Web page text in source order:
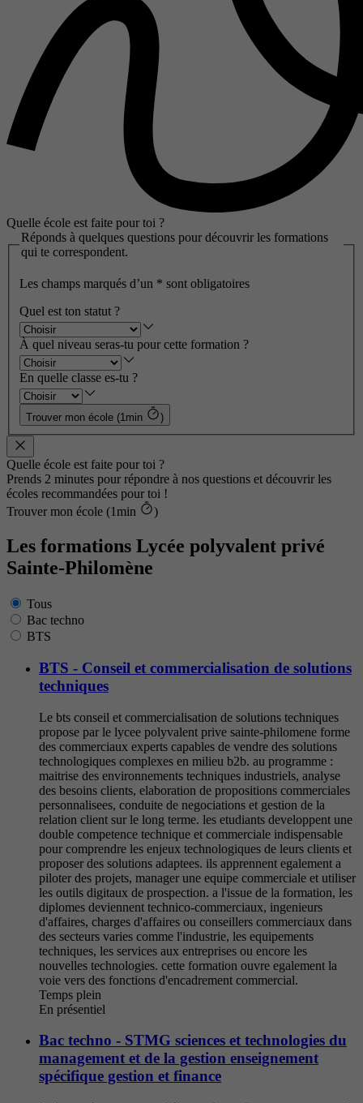
Quelle école est faite pour toi ?
Réponds à quelques questions pour découvrir les formations
qui te correspondent.
Les champs marqués d’un * sont obligatoires
Quel est ton statut ?
À quel niveau seras-tu pour cette formation ?
En quelle classe es-tu ?
Trouver mon école (1min )
Quelle école est faite pour toi ?
Prends 2 minutes pour répondre à nos questions et découvrir les
écoles recommandées pour toi !
Trouver mon école (1min
)
Les formations Lycée polyvalent privé
Sainte-Philomène
Tous
Bac techno
BTS
BTS - Conseil et commercialisation de solutions
techniques
Le bts conseil et commercialisation de solutions techniques
propose par le lycee polyvalent prive sainte-philomene forme
des commerciaux experts capables de vendre des solutions
technologiques complexes en milieu b2b. au programme :
maitrise des environnements techniques industriels, analyse
des besoins clients, elaboration de propositions commerciales
personnalisees, conduite de negociations et gestion de la
relation client sur le long terme. les etudiants developpent une
double competence technique et commerciale indispensable
pour comprendre les enjeux technologiques de leurs clients et
proposer des solutions adaptees. ils apprennent egalement a
piloter des projets, manager une equipe commerciale et utiliser
les outils digitaux de prospection. a l'issue de la formation, les
diplomes deviennent technico-commerciaux, ingenieurs
d'affaires, charges d'affaires ou conseillers commerciaux dans
des secteurs varies comme l'industrie, les equipements
techniques, les services aux entreprises ou encore les
nouvelles technologies. cette formation ouvre egalement la
voie vers des fonctions d'encadrement commercial.
Temps plein
En présentiel
Bac techno - STMG sciences et technologies du
management et de la gestion enseignement
spécifique gestion et finance